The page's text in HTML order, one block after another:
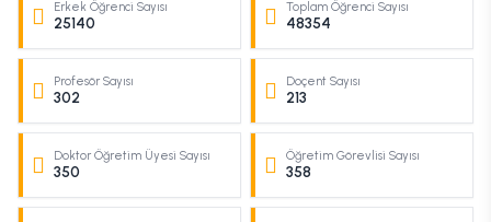
Erkek Öğrenci Sayısı
25140
Toplam Öğrenci Sayısı
48354
Profesör Sayısı
302
Doçent Sayısı
213
Doktor Öğretim Üyesi Sayısı
350
Öğretim Görevlisi Sayısı
358